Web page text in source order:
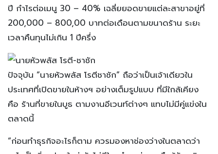
ปี กำไรต่อเมนู 30 – 40% เฉลี่ยยอดขายแต่ละสาขาอยู่ที่
200,000 – 800,00 บาทต่อเดือนตามขนาดร้าน ระยะ
เวลาคืนทุนไม่เกิน 1 ปีครึ่ง
ปัจจุบัน “นายหัวพลัส โรตีชาชัก” ถือว่าเป็นเจ้าเดียวใน
ประเทศที่เปิดขายในห้างฯ อย่างเต็มรูปแบบ ที่มีใกล้เคียง
คือ ร้านที่ขายในบูธ ตามงานอีเวนท์ต่างๆ แทบไม่มีคู่แข่งใน
ตลาดนี้
“ก่อนทำธุรกิจอะไรก็ตาม ควรมองหาช่องว่างในตลาดว่า